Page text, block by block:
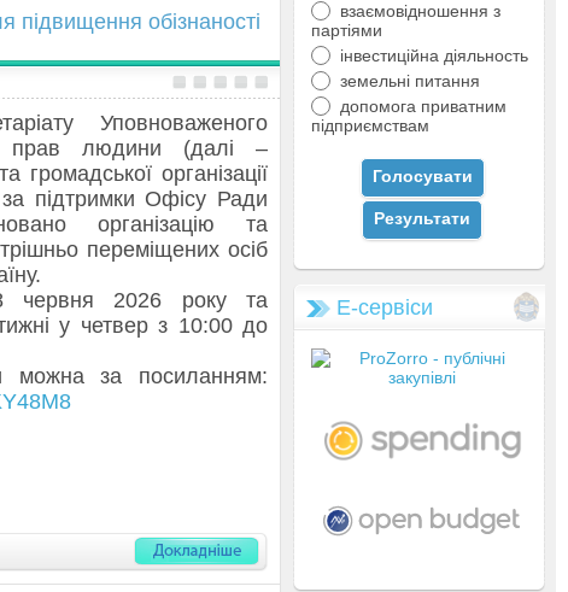
підвищення обізнаності
Уповноваженого
прав людини (далі –
громадської організації
підтримки Офісу Ради
організацію та
переміщених осіб
червня 2026 року та
у четвер з 10:00 до
можна за посиланням:
взаємовідношення з
партіями
інвестиційна діяльность
земельні питання
допомога приватним
підприємствам
Е-сервіси